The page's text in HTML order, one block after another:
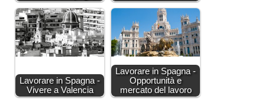
Lavorare in Spagna -
Vivere a Valencia
Lavorare in Spagna -
Opportunità e
mercato del lavoro